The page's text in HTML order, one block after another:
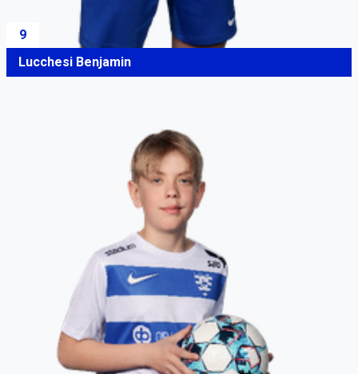
9
Lucchesi Benjamin